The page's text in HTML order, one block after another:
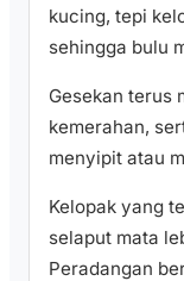
kucing, tepi
sehingga bulu
Gesekan terus
kemerahan,
menyipit atau
Kelopak yang
selaput mata
Peradangan